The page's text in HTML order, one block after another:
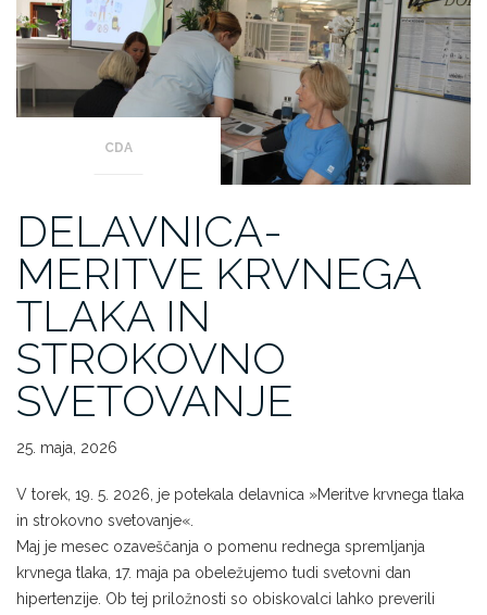
CDA
DELAVNICA-
MERITVE KRVNEGA
TLAKA IN
STROKOVNO
SVETOVANJE
25. maja, 2026
V torek, 19. 5. 2026, je potekala delavnica »Meritve krvnega tlaka
in strokovno svetovanje«.
Maj je mesec ozaveščanja o pomenu rednega spremljanja
krvnega tlaka, 17. maja pa obeležujemo tudi svetovni dan
hipertenzije. Ob tej priložnosti so obiskovalci lahko preverili